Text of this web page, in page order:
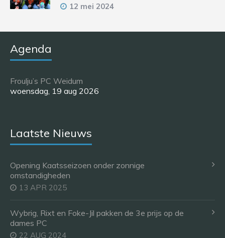
12 mei 2024
Agenda
Froulju’s PC Weidum
woensdag, 19 aug 2026
Laatste Nieuws
Opening Kaatsseizoen onder zonnige
omstandigheden
13 APR 2025
Wybrig, Rixt en Foke-Jil pakken de 3e prijs op de
dames PC
22 AUG 2024